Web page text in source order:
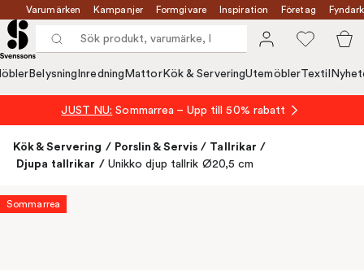
Varumärken Kampanjer Formgivare Inspiration Företag
Belysning Inredning MattorKök & ServeringUtemöblerTextil
JUST NU: Sommarrea – Upp till 50% rabatt
Kök & Servering / Porslin & Servis / Tallrikar /
Djupa tallrikar / Unikko djup tallrik Ø20,5 cm
Sommarrea